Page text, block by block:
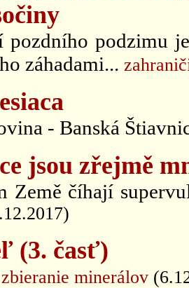
pozdního podzimu
záhadami...
- Banská
jsou zřejmě
Země číhají
(3. časť)
zbieranie minerálov